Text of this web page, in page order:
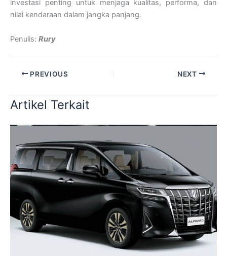
investasi penting untuk menjaga kualitas, performa, dan
nilai kendaraan dalam jangka panjang.
Penulis: Rury
PREVIOUS NEXT
Artikel Terkait